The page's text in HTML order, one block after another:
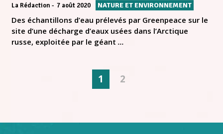
La Rédaction 7 août 2020 NATURE ET ENVIRONNEMENT
Des échantillons d’eau prélevés par Greenpeace sur le
site d’une décharge d’eaux usées dans l’Arctique
russe, exploitée par le géant ...
1 2